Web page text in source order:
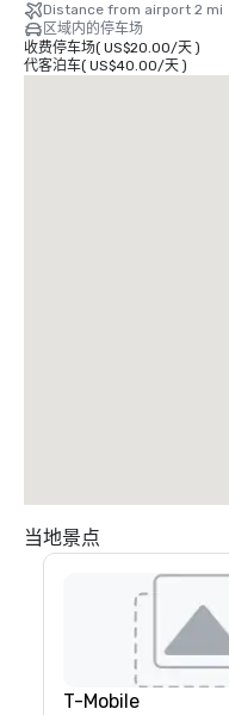
Distance from airport 2 mi
区域内的停车场
收费停车场( US$20.00/天)
代客泊车( US$40.00/天)
当地景点
T-Mobile